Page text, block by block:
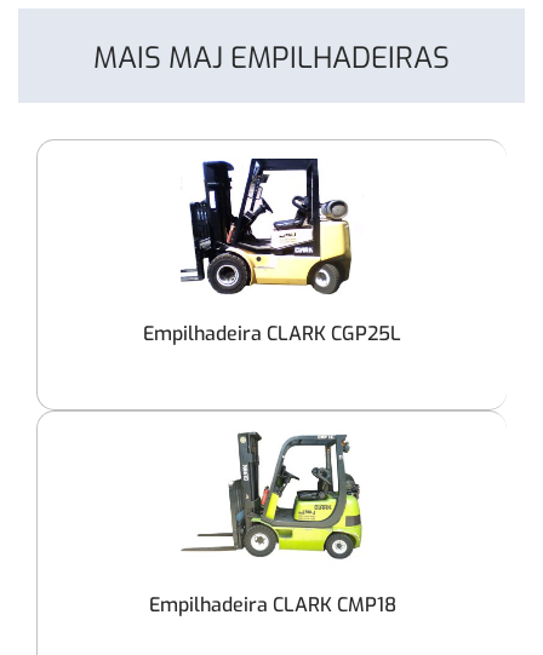
MAIS MAJ EMPILHADEIRAS
Empilhadeira CLARK CGP25L
Empilhadeira CLARK CMP18